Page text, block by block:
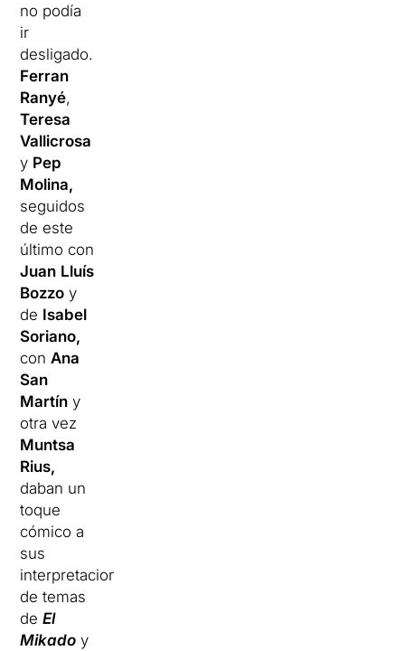
no podía
ir
desligado.
Ferran
Ranyé,
Teresa
Vallicrosa
y Pep
Molina,
seguidos
de este
último con
Juan Lluís
Bozzo y
de Isabel
Soriano,
conAna
San
Martín y
otra vez
Muntsa
Rius,
daban un
toque
cómico a
sus
interpretaciones
de temas
deEl
Mikado y